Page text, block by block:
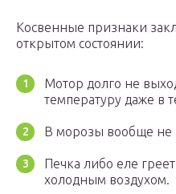
Косвенные признаки
открытом состоянии:
Мотор долго не
температуру даже в
В морозы вообще не
Печка либо еле
холодным воздухом.